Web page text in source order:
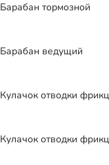
Барабан тормозной
Барабан ведущий
Кулачок отводки
Кулачок отводки